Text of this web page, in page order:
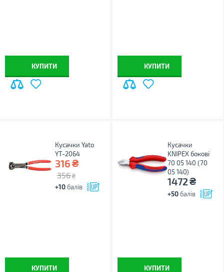
КУПИТИ КУПИТИ
Кусачки Yato
YT-2064
316₴
356 ₴
+10 балів
КУПИТИ
Кусачки
KNIPEX бокові
70 05 140 (70
05 140)
1472₴
+50 балів
КУПИТИ